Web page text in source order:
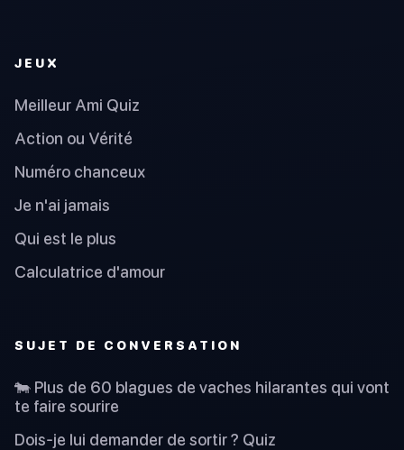
JEUX
Meilleur Ami Quiz
Action ou Vérité
Numéro chanceux
Je n'ai jamais
Qui est le plus
Calculatrice d'amour
SUJET DE CONVERSATION
🐄 Plus de 60 blagues de vaches hilarantes qui vont
te faire sourire
Dois-je lui demander de sortir ? Quiz